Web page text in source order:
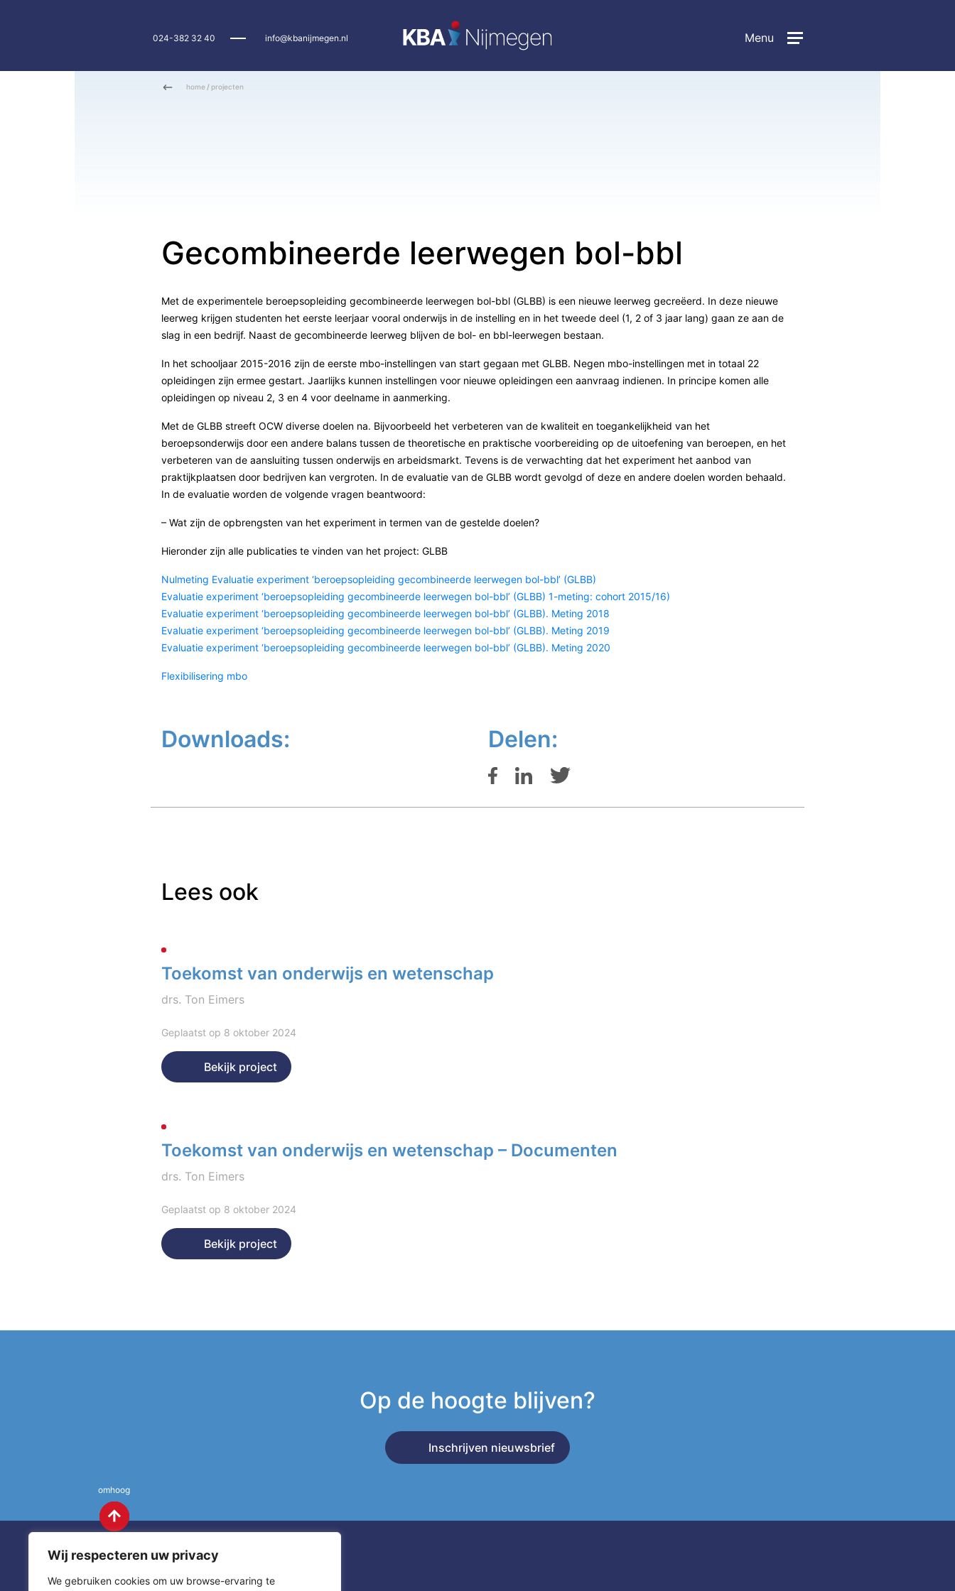
Wij respecteren uw privacy
We gebruiken cookies om uw browse-ervaring te
024-382 32 40 info@kbanijmegen.nl Menu
home / projecten
Gecombineerde leerwegen bol-bbl
Met de experimentele beroepsopleiding gecombineerde leerwegen bol-bbl (GLBB) is een nieuwe leerweg gecreëerd. In deze nieuwe
leerweg krijgen studenten het eerste leerjaar vooral onderwijs in de instelling en in het tweede deel (1, 2 of 3 jaar lang) gaan ze aan de
slag in een bedrijf. Naast de gecombineerde leerweg blijven de bol- en bbl-leerwegen bestaan.
In het schooljaar 2015-2016 zijn de eerste mbo-instellingen van start gegaan met GLBB. Negen mbo-instellingen met in totaal 22
opleidingen zijn ermee gestart. Jaarlijks kunnen instellingen voor nieuwe opleidingen een aanvraag indienen. In principe komen alle
opleidingen op niveau 2, 3 en 4 voor deelname in aanmerking.
Met de GLBB streeft OCW diverse doelen na. Bijvoorbeeld het verbeteren van de kwaliteit en toegankelijkheid van het
beroepsonderwijs door een andere balans tussen de theoretische en praktische voorbereiding op de uitoefening van beroepen, en het
verbeteren van de aansluiting tussen onderwijs en arbeidsmarkt. Tevens is de verwachting dat het experiment het aanbod van
praktijkplaatsen door bedrijven kan vergroten. In de evaluatie van de GLBB wordt gevolgd of deze en andere doelen worden behaald.
In de evaluatie worden de volgende vragen beantwoord:
– Wat zijn de opbrengsten van het experiment in termen van de gestelde doelen?
Hieronder zijn alle publicaties te vinden van het project: GLBB
Nulmeting Evaluatie experiment ‘beroepsopleiding gecombineerde leerwegen bol-bbl’ (GLBB)
Evaluatie experiment ‘beroepsopleiding gecombineerde leerwegen bol-bbl’ (GLBB) 1-meting: cohort 2015/16)
Evaluatie experiment ‘beroepsopleiding gecombineerde leerwegen bol-bbl’ (GLBB). Meting 2018
Evaluatie experiment ‘beroepsopleiding gecombineerde leerwegen bol-bbl’ (GLBB). Meting 2019
Evaluatie experiment ‘beroepsopleiding gecombineerde leerwegen bol-bbl’ (GLBB). Meting 2020
Flexibilisering mbo
Downloads: Delen:
Lees ook
Toekomst van onderwijs en wetenschap
drs. Ton Eimers
Geplaatst op 8 oktober 2024
Bekijk project
Toekomst van onderwijs en wetenschap – Documenten
drs. Ton Eimers
Geplaatst op 8 oktober 2024
Bekijk project
Op de hoogte blijven?
Inschrijven nieuwsbrief
omhoog